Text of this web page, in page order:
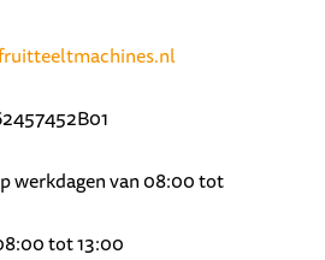
werkdagen van 08:00 tot
tot 13:00